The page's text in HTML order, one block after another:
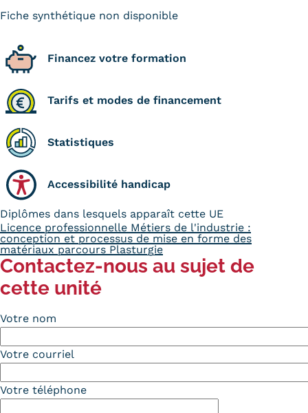
Discrimination/égalité/mixité
Handi'Cnam
FAQ
Téléchargements
Qualiopi
Le Cnam ICSV
Mobilité internationale et
Erasmus
Règlement intérieur
Infos élèves
Fiche synthétique non disponible
Financez votre formation
Tarifs et modes de financement
Statistiques
Accessibilité handicap
Diplômes dans lesquels apparaît cette UE
Licence professionnelle Métiers de l'industrie :
conception et processus de mise en forme des
matériaux parcours Plasturgie
Contactez-nous au sujet de
cette unité
Votre nom
Votre courriel
Votre téléphone